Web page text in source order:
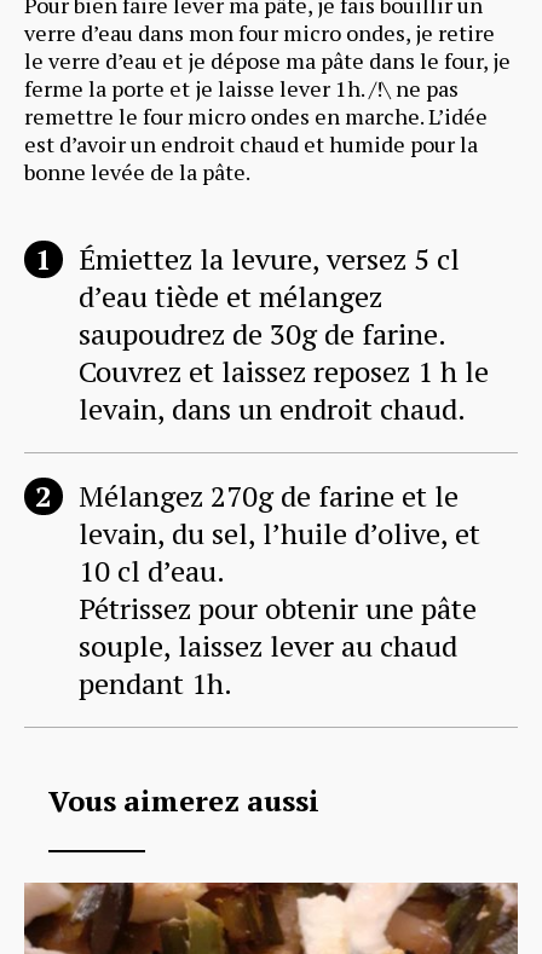
verre d’eau dans mon four micro ondes, je retire
le verre d’eau et je dépose ma pâte dans le four, je
ferme la porte et je laisse lever 1h. /!\ ne pas
remettre le four micro ondes en marche. L’idée
est d’avoir un endroit chaud et humide pour la
bonne levée de la pâte.
Émiettez la levure, versez 5 cl
d’eau tiède et mélangez
saupoudrez de 30g de farine.
Couvrez et laissez reposez 1 h le
levain, dans un endroit chaud.
Mélangez 270g de farine et le
levain, du sel, l’huile d’olive, et
10 cl d’eau.
Pétrissez pour obtenir une pâte
souple, laissez lever au chaud
pendant 1h.
Vous aimerez aussi